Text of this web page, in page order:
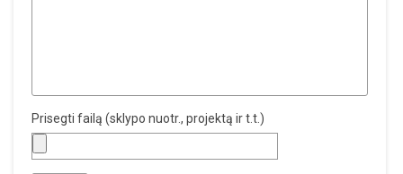
Prisegti failą (sklypo nuotr., projektą ir t.t.)